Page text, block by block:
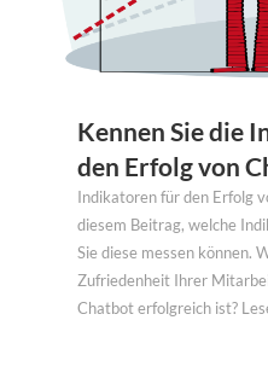
Kennen Sie die
den Erfolg von
Indikatoren für den Erfolg
diesem Beitrag, welche
Sie diese messen können.
Zufriedenheit Ihrer
Chatbot erfolgreich ist?